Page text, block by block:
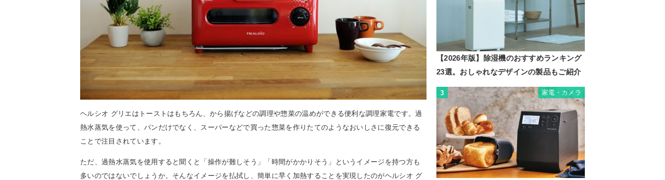
ヘルシオ グリエはトーストはもちろん、から揚げなどの調理や惣菜の温めができる便利な調理家電です。過
熱水蒸気を使って、パンだけでなく、スーパーなどで買った惣菜を作りたてのようなおいしさに復元できる
ことで注目されています。
ただ、過熱水蒸気を使用すると聞くと「操作が難しそう」「時間がかかりそう」というイメージを持つ方も
多いのではないでしょうか。そんなイメージを払拭し、簡単に早く加熱することを実現したのがヘルシオ グ
【2026年版】除湿機のおすすめランキング
23選。おしゃれなデザインの製品もご紹介
3 家電・カメラ